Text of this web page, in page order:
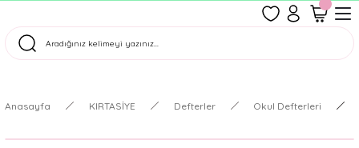
Tüm Siparişler Aynı Gün Kargoda!
Anasayfa KIRTASİYE Defterler Okul Defterleri